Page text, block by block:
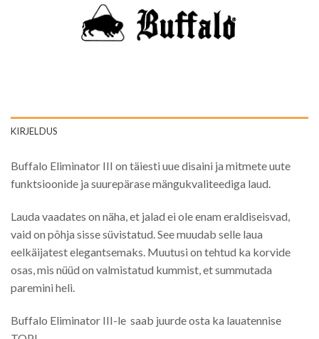
KIRJELDUS
Buffalo Eliminator III on täiesti uue disaini ja mitmete uute
funktsioonide ja suurepärase mängukvaliteediga laud.
Lauda vaadates on näha, et jalad ei ole enam eraldiseisvad,
vaid on põhja sisse süvistatud. See muudab selle laua
eelkäijatest elegantsemaks. Muutusi on tehtud ka korvide
osas, mis nüüd on valmistatud kummist, et summutada
paremini heli.
Buffalo Eliminator III-le saab juurde osta ka lauatennise